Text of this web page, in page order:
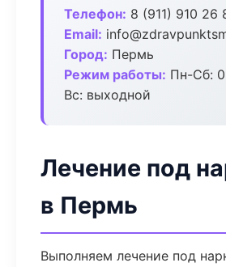
Телефон: 8 (911) 910 26
Email:
Город: Пермь
Режим работы: Пн-Сб:
Вс: выходной
Лечение под
в Пермь
Выполняем лечение под